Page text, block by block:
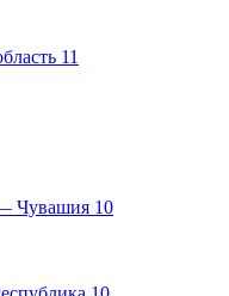
11
Чувашия 10